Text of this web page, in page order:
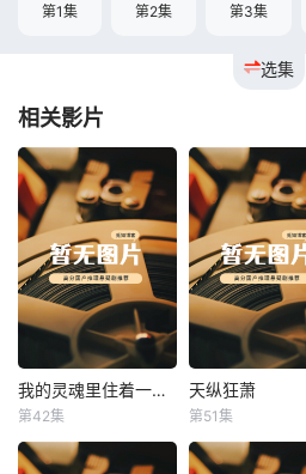
选集
第1集 第2集 第3集
相关影片
我的灵魂里住着一条龙 我的灵魂里住着一条龙
第42集
天纵狂萧
天纵狂萧
第51集